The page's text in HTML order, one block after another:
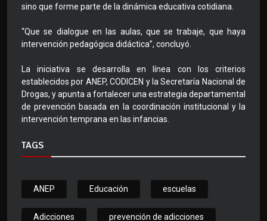
sino que forme parte de la dinámica educativa cotidiana.
“Que se dialogue en las aulas, que se trabaje, que haya
intervención pedagógica didáctica”, concluyó.
La iniciativa se desarrolla en línea con los criterios
establecidos por ANEP, CODICEN y la Secretaría Nacional de
Drogas, y apunta a fortalecer una estrategia departamental
de prevención basada en la coordinación institucional y la
intervención temprana en las infancias.
TAGS
ANEP Educación escuelas
Adicciones prevención de adicciones